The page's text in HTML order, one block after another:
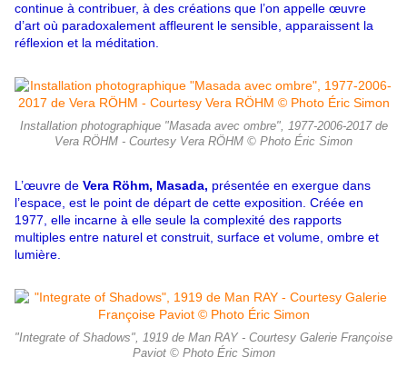
continue à contribuer, à des créations que l’on appelle œuvre
d’art où paradoxalement affleurent le sensible, apparaissent la
réflexion et la méditation.
Installation photographique "Masada avec ombre", 1977-2006-2017 de
Vera RÖHM - Courtesy Vera RÖHM © Photo Éric Simon
L’œuvre de Vera Röhm, Masada, présentée en exergue dans
l’espace, est le point de départ de cette exposition. Créée en
1977, elle incarne à elle seule la complexité des rapports
multiples entre naturel et construit, surface et volume, ombre et
lumière.
"Integrate of Shadows", 1919 de Man RAY - Courtesy Galerie Françoise
Paviot © Photo Éric Simon